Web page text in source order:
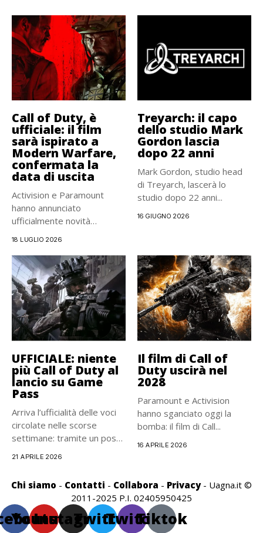
Call of Duty, è
ufficiale: il film
sarà ispirato a
Modern Warfare,
confermata la
data di uscita
Activision e Paramount
hanno annunciato
ufficialmente novità
18 LUGLIO 2026
Treyarch: il capo
dello studio Mark
Gordon lascia
dopo 22 anni
Mark Gordon, studio head
di Treyarch, lascerà lo
studio dopo 22 anni...
16 GIUGNO 2026
UFFICIALE: niente
più Call of Duty al
lancio su Game
Pass
Arriva l’ufficialità delle voci
circolate nelle scorse
settimane: tramite un post
21 APRILE 2026
Il film di Call of
Duty uscirà nel
2028
Paramount e Activision
hanno sganciato oggi la
bomba: il film di Call...
16 APRILE 2026
Chi siamo - Contatti - Collabora - Privacy- Uagna.it ©
2011-2025 P.I. 02405950425
Youtube
Instagram
TwitterTwitchTiktok